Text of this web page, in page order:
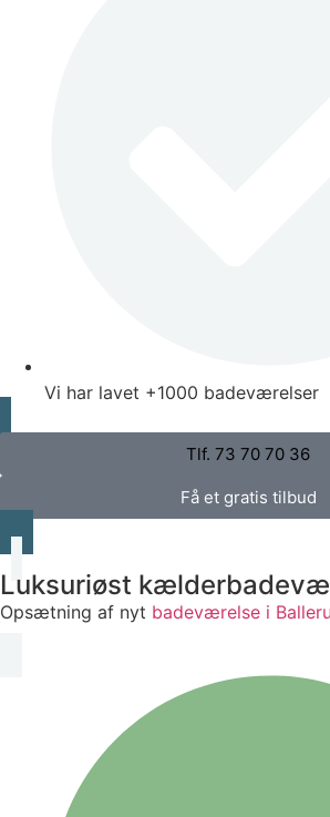
Vi har lavet +1000 badeværelser
Tlf. 73 70 70 36
Få et gratis tilbud
Luksuriøst
Opsætning af nyt badeværelse i